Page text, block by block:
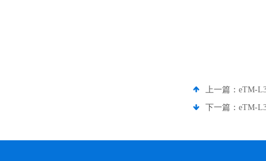
上一篇： eTM-
下一篇： eTM-